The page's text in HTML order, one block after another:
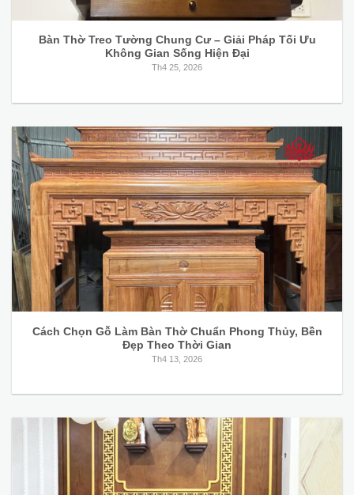
Bàn Thờ Treo Tường Chung Cư – Giải Pháp Tối Ưu
Không Gian Sống Hiện Đại
Th4 25, 2026
Cách Chọn Gỗ Làm Bàn Thờ Chuẩn Phong Thủy, Bền
Đẹp Theo Thời Gian
Th4 13, 2026